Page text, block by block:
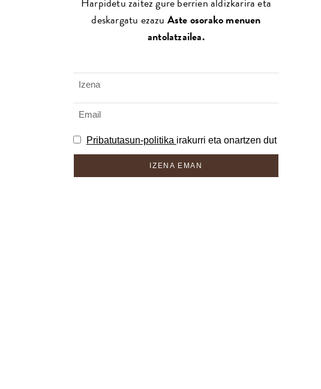
deskargatu ezazu Aste osorako menuen
antolatzailea.
Pribatutasun-politika irakurri eta onartzen dut
IZENA EMAN